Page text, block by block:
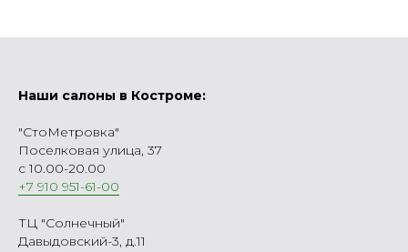
Наши салоны в Костроме:
"СтоМетровка"
Поселковая улица, 37
с 10.00-20.00
+7 910 951-61-00
ТЦ "Солнечный"
Давыдовский-3, д.11